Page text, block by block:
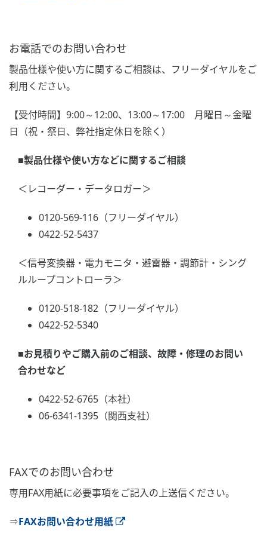
お電話でのお問い合わせ
製品仕様や使い方に関するご相談は、フリーダイヤルをご
利用ください。
【受付時間】9:00～12:00、13:00～17:00 月曜日～金曜
日（祝・祭日、弊社指定休日を除く）
■製品仕様や使い方などに関するご相談
＜レコーダー・データロガー＞
0120-569-116（フリーダイヤル）
0422-52-5437
＜信号変換器・電⼒モニタ・避雷器・調節計・シング
ルループコントローラ＞
0120-518-182（フリーダイヤル）
0422‐52‐5340
■お見積りやご購入前のご相談、故障・修理のお問い
合わせなど
0422-52-6765（本社）
06-6341-1395（関西支社）
FAXでのお問い合わせ
専用FAX用紙に必要事項をご記入の上送信ください。
⇒FAXお問い合わせ用紙